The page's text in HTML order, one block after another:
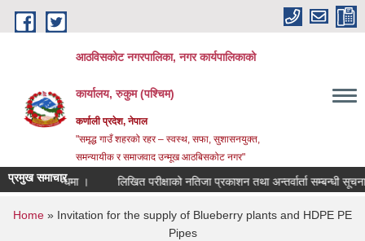
Skip to main content
आठविसकोट नगरपालिका, नगर कार्यपालिकाको
कार्यालय, रुकुम (पश्चिम)
कर्णाली प्रदेश, नेपाल
"समृद्ध गाउँ शहरको रहर – स्वस्थ, सफा, सुशासनयुक्त,
समन्यायीक र समाजवाद उन्मूख आठबिसकोट नगर"
प्रमुख समाचार
सम्बन्धमा । लिखित परीक्षाको नतिजा प्रकाशन तथा अन्तर्वार्ता सम्बन्धी सूचना ।
You are here
Home » Invitation for the supply of Blueberry plants and HDPE PE
Pipes